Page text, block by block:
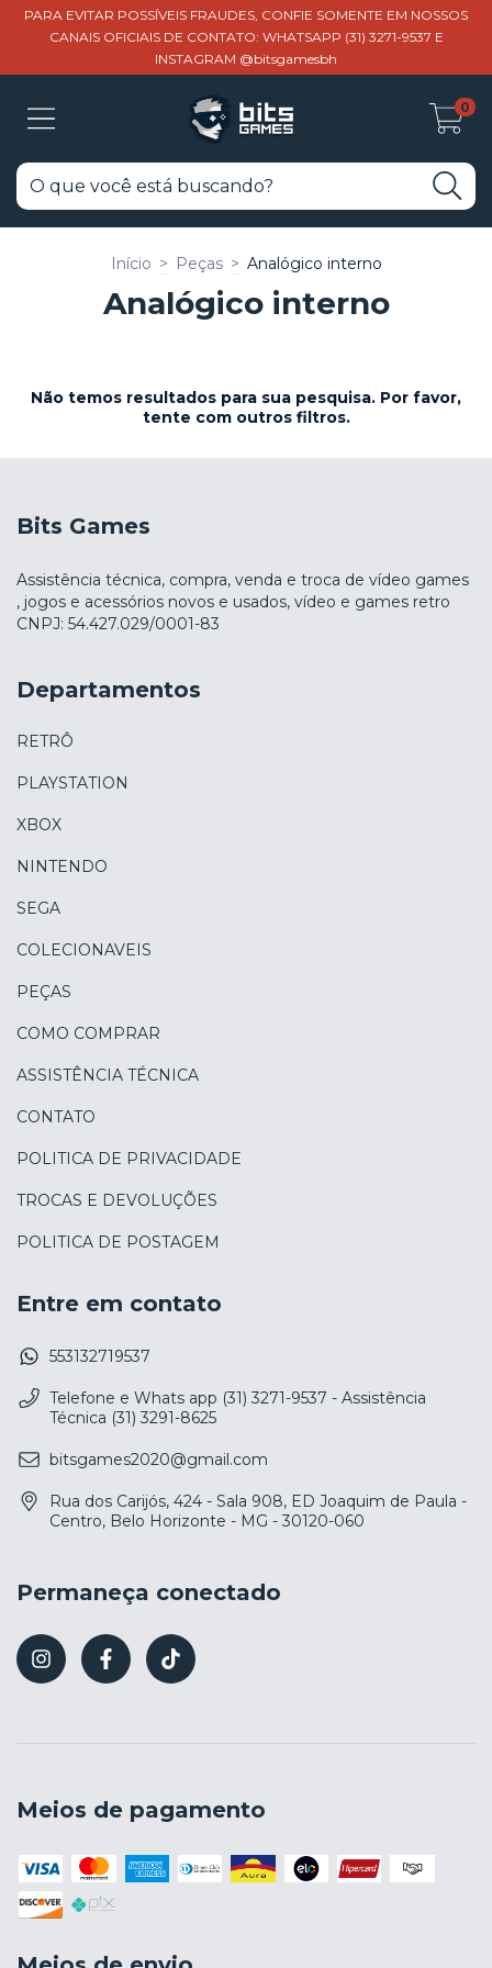
PARA EVITAR POSSÍVEIS FRAUDES, CONFIE SOMENTE EM NOSSOS
CANAIS OFICIAIS DE CONTATO: WHATSAPP (31) 3271-9537 E
INSTAGRAM @bitsgamesbh
0
Início > Peças > Analógico interno
Analógico interno
Não temos resultados para sua pesquisa. Por favor,
tente com outros filtros.
Bits Games
Assistência técnica, compra, venda e troca de vídeo games
, jogos e acessórios novos e usados, vídeo e games retro
CNPJ: 54.427.029/0001-83
Departamentos
RETRÔ
PLAYSTATION
XBOX
NINTENDO
SEGA
COLECIONAVEIS
PEÇAS
COMO COMPRAR
ASSISTÊNCIA TÉCNICA
CONTATO
POLITICA DE PRIVACIDADE
TROCAS E DEVOLUÇÕES
POLITICA DE POSTAGEM
Entre em contato
553132719537
Telefone e Whats app (31) 3271-9537 - Assistência
Técnica (31) 3291-8625
bitsgames2020@gmail.com
Rua dos Carijós, 424 - Sala 908, ED Joaquim de Paula -
Centro, Belo Horizonte - MG - 30120-060
Permaneça conectado
Meios de pagamento